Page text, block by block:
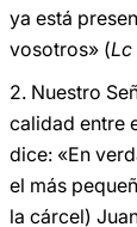
ya está
vosotros» (Lc
2. Nuestro
calidad entre
dice: «En
el más
la cárcel)